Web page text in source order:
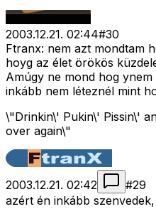
2003.12.21. 02:44#30
Ftranx: nem azt mondtam
hoyg az élet örökös
Amúgy ne mond hog
inkább nem léteznél mint
\"Drinkin\' Pukin\' Pissin\'
over again\"
2003.12.21. 02:42 #29
azért én inkább